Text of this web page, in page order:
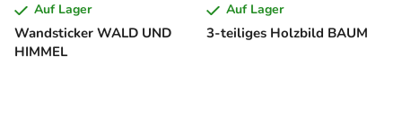
Wandsticker WALD UND
HIMMEL
Auf Lager
3-teiliges Holzbild BAUM
Auf Lager